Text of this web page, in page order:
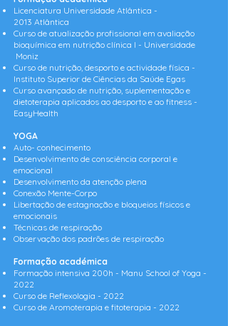
Licenciatura Universidade Atlântica -
2013 Atlântica
Curso de atualização profissional em avaliação
bioquímica em nutrição clínica I - Universidade
Moniz
Curso de nutrição, desporto e actividade física -
Instituto Superior de Ciências da Saúde Egas
Curso avançado de nutrição, suplementação e
dietoterapia aplicados ao desporto e ao fitness -
EasyHealth
YOGA
Auto- conhecimento
Desenvolvimento de consciência corporal e
emocional
Desenvolvimento da atenção plena
Conexão Mente-Corpo
Libertação de estagnação e bloqueios físicos e
emocionais
Técnicas de respiração
Observação dos padrões de respiração
Formação académica
Formação intensiva 200h - Manu School of Yoga -
2022
Curso de Reflexologia - 2022
Curso de Aromoterapia e fitoterapia - 2022